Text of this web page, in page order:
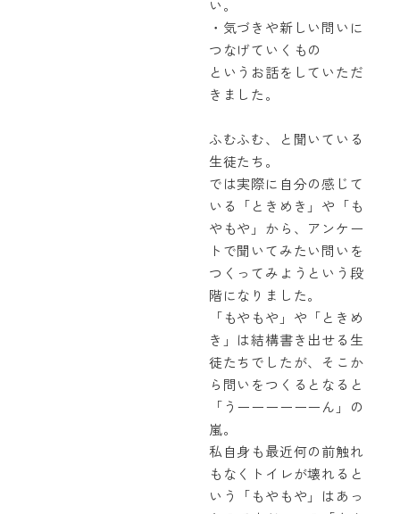
い。
・気づきや新しい問いに
つなげていくもの
というお話をしていただ
きました。
ふむふむ、と聞いている
生徒たち。
では実際に自分の感じて
いる「ときめき」や「も
やもや」から、アンケー
トで聞いてみたい問いを
つくってみようという段
階になりました。
「もやもや」や「ときめ
き」は結構書き出せる生
徒たちでしたが、そこか
ら問いをつくるとなると
「うーーーーーーん」の
嵐。
私自身も最近何の前触れ
もなくトイレが壊れると
いう「もやもや」はあっ